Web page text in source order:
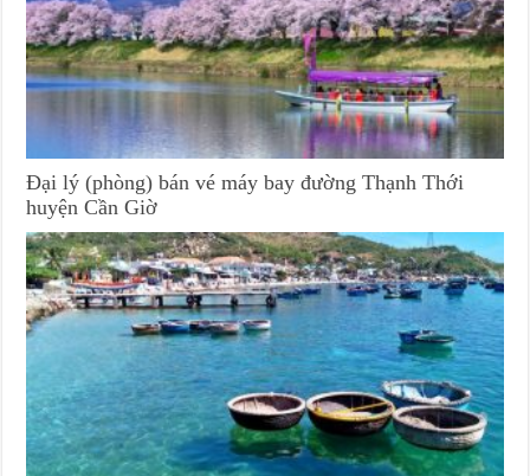
Đại lý (phòng) bán vé máy bay đường Thạnh Thới
huyện Cần Giờ